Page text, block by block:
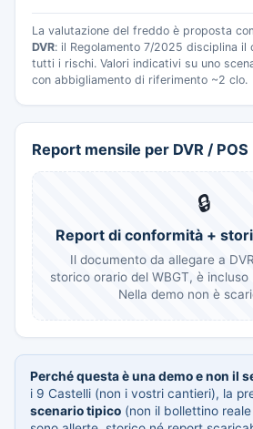
La valutazione del freddo è proposta
DVR: il Regolamento 7/2025 disciplina il
tutti i rischi. Valori indicativi su uno
con abbigliamento di riferimento ~2 clo.
Report mensile per DVR / POS
🔒
Report di conformità +
Il documento da allegare a
storico orario del WBGT, è
Nella demo non è
Perché questa è una demo e non il
i 9 Castelli (non i vostri cantieri), la
scenario tipico (non il bollettino